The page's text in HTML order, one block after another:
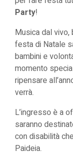
Party!
Musica dal
festa di Natale
bambini e
momento
ripensare
verrà.
L’ingresso è a
saranno
con disabilità
Paideia.